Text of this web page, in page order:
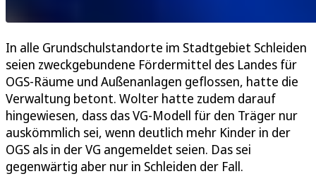
In alle Grundschulstandorte im Stadtgebiet Schleiden
seien zweckgebundene Fördermittel des Landes für
OGS-Räume und Außenanlagen geflossen, hatte die
Verwaltung betont. Wolter hatte zudem darauf
hingewiesen, dass das VG-Modell für den Träger nur
auskömmlich sei, wenn deutlich mehr Kinder in der
OGS als in der VG angemeldet seien. Das sei
gegenwärtig aber nur in Schleiden der Fall.